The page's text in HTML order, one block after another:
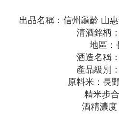
出品名稱：信州龜齡 山
清酒銘柄：
地區：
酒造名稱
產品級別
原料米：長
精米步
酒精濃度